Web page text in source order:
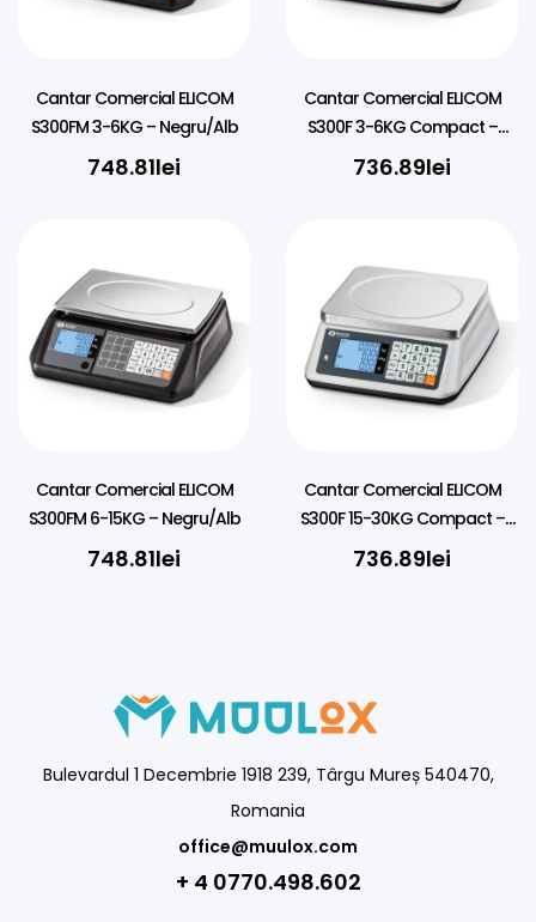
Cantar Comercial ELICOM
S300FM 3-6KG – Negru/Alb
748.81lei
Cantar Comercial ELICOM
S300F 3-6KG Compact –
Negru/Alb
736.89lei
Cantar Comercial ELICOM
S300FM 6-15KG – Negru/Alb
748.81lei
Cantar Comercial ELICOM
S300F 15-30KG Compact –
Negru/Alb
736.89lei
Bulevardul 1 Decembrie 1918 239, Târgu Mureș 540470,
Romania
office@muulox.com
+ 4 0770.498.602